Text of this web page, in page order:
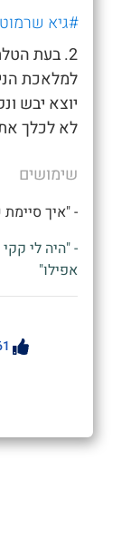
#גיא
2. בעת
למלאכת
יוצא יבש
לא לכלך
שימושים
- "איך
- "היה לי
אפילו"